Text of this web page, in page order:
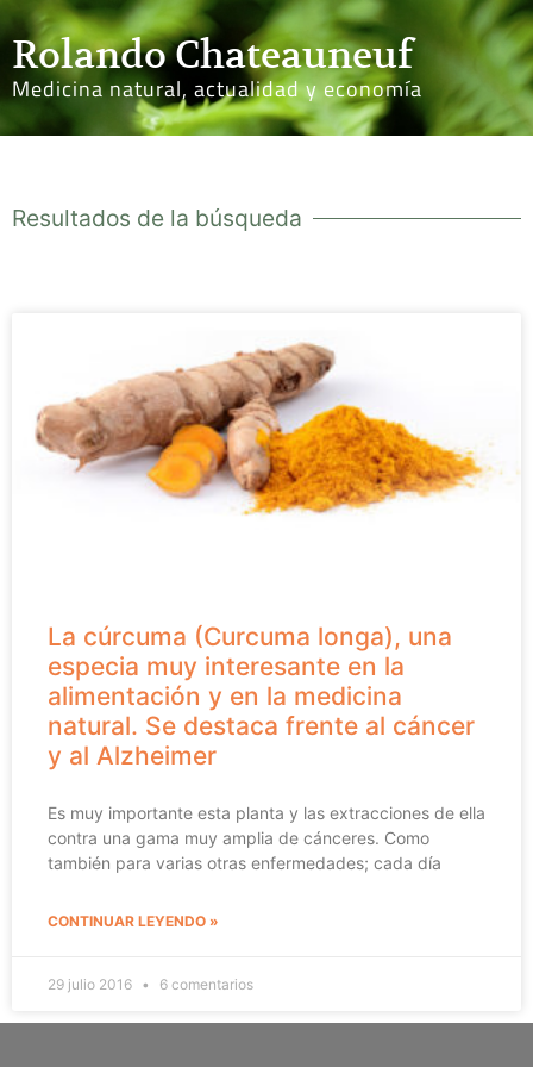
Rolando Chateauneuf
Medicina natural, actualidad y economía
Resultados de la búsqueda
La cúrcuma (Curcuma longa), una
especia muy interesante en la
alimentación y en la medicina
natural. Se destaca frente al cáncer
y al Alzheimer
Es muy importante esta planta y las extracciones de ella
contra una gama muy amplia de cánceres. Como
también para varias otras enfermedades; cada día
CONTINUAR LEYENDO »
29 julio 2016 6 comentarios